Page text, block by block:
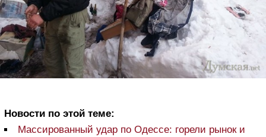
Новости по этой теме:
Массированный удар по Одессе: горели рынок и